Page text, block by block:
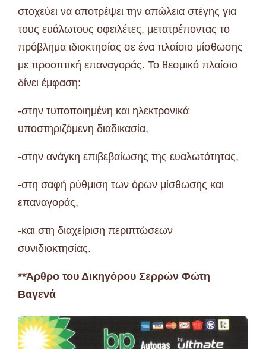
στοχεύει να αποτρέψει την απώλεια στέγης για
τους ευάλωτους οφειλέτες, μετατρέποντας το
πρόβλημα ιδιοκτησίας σε ένα πλαίσιο μίσθωσης
με προοπτική επαναγοράς. Το θεσμικό πλαίσιο
δίνει έμφαση:
-στην τυποποιημένη και ηλεκτρονικά
υποστηριζόμενη διαδικασία,
-στην ανάγκη επιβεβαίωσης της ευαλωτότητας,
-στη σαφή ρύθμιση των όρων μίσθωσης και
επαναγοράς,
-και στη διαχείριση περιπτώσεων
συνιδιοκτησίας.
**Άρθρο του Δικηγόρου Σερρών Φώτη
Βαγενά